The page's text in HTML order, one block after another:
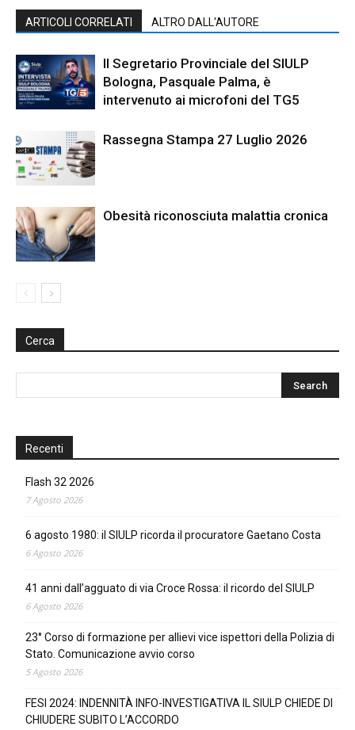
ARTICOLI CORRELATI ALTRO DALL'AUTORE
Il Segretario Provinciale del SIULP
Bologna, Pasquale Palma, è
intervenuto ai microfoni del TG5
Rassegna Stampa 27 Luglio 2026
Obesità riconosciuta malattia cronica
Cerca
Recenti
Flash 32 2026
7 Agosto 2026
6 agosto 1980: il SIULP ricorda il procuratore Gaetano Costa
6 Agosto 2026
41 anni dall’agguato di via Croce Rossa: il ricordo del SIULP
6 Agosto 2026
23° Corso di formazione per allievi vice ispettori della Polizia di
Stato. Comunicazione avvio corso
5 Agosto 2026
FESI 2024: INDENNITÀ INFO-INVESTIGATIVA IL SIULP CHIEDE DI
CHIUDERE SUBITO L’ACCORDO